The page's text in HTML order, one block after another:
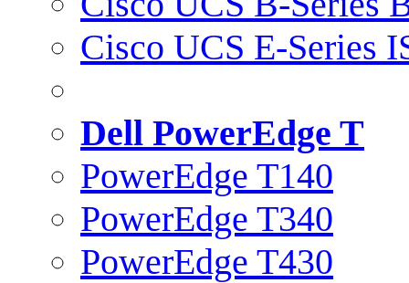
Cisco UCS E-Series
Dell PowerEdge T
PowerEdge T140
PowerEdge T340
PowerEdge T430